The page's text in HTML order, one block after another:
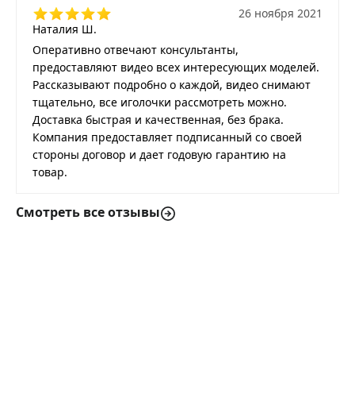
Наталия Ш.
26 ноября 2021
Оперативно отвечают консультанты,
предоставляют видео всех интересующих моделей.
Рассказывают подробно о каждой, видео снимают
тщательно, все иголочки рассмотреть можно.
Доставка быстрая и качественная, без брака.
Компания предоставляет подписанный со своей
стороны договор и дает годовую гарантию на
товар.
Смотреть все отзывы